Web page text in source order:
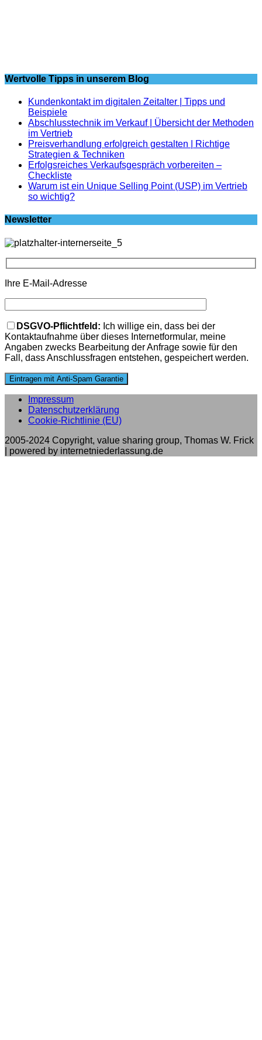
Wertvolle Tipps in unserem Blog
Kundenkontakt im digitalen Zeitalter | Tipps und
Beispiele
Abschlusstechnik im Verkauf | Übersicht der Methoden
im Vertrieb
Preisverhandlung erfolgreich gestalten | Richtige
Strategien & Techniken
Erfolgsreiches Verkaufsgespräch vorbereiten –
Checkliste
Warum ist ein Unique Selling Point (USP) im Vertrieb
so wichtig?
Newsletter
Ihre E-Mail-Adresse
Bitte lasse dieses Feld leer.
DSGVO-Pflichtfeld: Ich willige ein, dass bei der
Kontaktaufnahme über dieses Internetformular, meine
Angaben zwecks Bearbeitung der Anfrage sowie für den
Fall, dass Anschlussfragen entstehen, gespeichert werden.
Impressum
Datenschutzerklärung
Cookie-Richtlinie (EU)
2005-2024 Copyright, value sharing group, Thomas W. Frick
| powered by internetniederlassung.de